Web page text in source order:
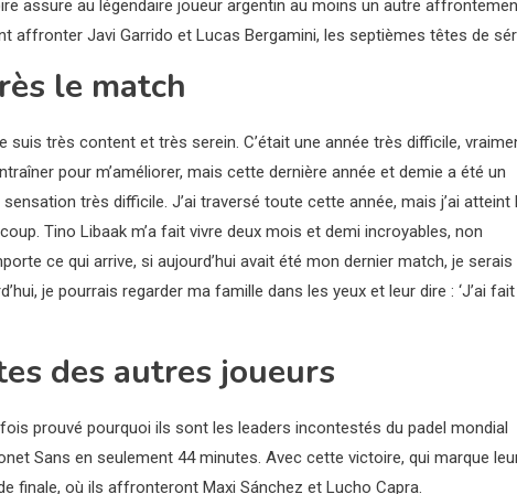
assure au légendaire joueur argentin au moins un autre
affronter Javi Garrido et Lucas Bergamini, les septièmes têtes de
le match
très content et très serein. C’était une année très difficile,
pour m’améliorer, mais cette dernière année et demie a été un
très difficile. J’ai traversé toute cette année, mais j’ai atteint
Tino Libaak m’a fait vivre deux mois et demi incroyables, non
ce qui arrive, si aujourd’hui avait été mon dernier match, je serais
je pourrais regarder ma famille dans les yeux et leur dire : ‘J’ai fait
des autres joueurs
prouvé pourquoi ils sont les leaders incontestés du padel mondial
Sans en seulement 44 minutes. Avec cette victoire, qui marque
finale, où ils affronteront Maxi Sánchez et Lucho Capra.